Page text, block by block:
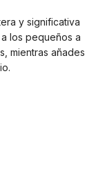
y significativa
los pequeños a
mientras añades